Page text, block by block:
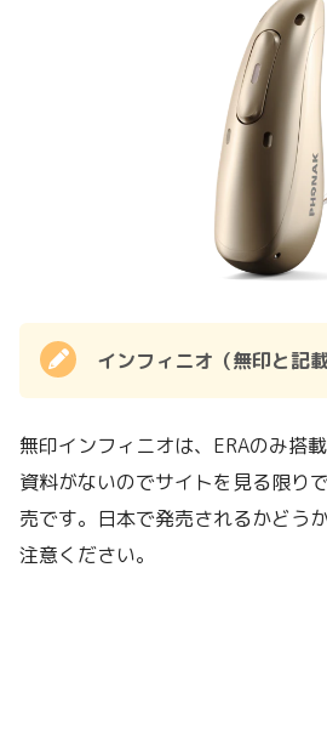
インフィニオ（無印と記
無印インフィニオは、ERAのみ搭
資料がないのでサイトを見る限り
売です。日本で発売されるかどう
注意ください。